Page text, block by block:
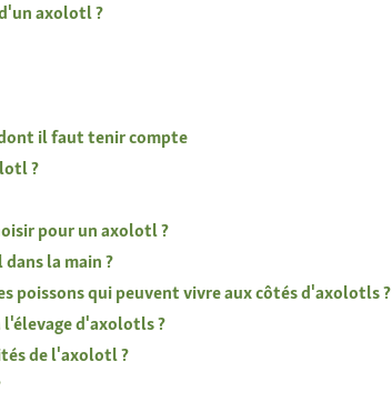
axolotl ?
il faut tenir compte
?
pour un axolotl ?
la main ?
poissons qui peuvent vivre aux côtés d'axolotls ?
d'axolotls ?
de l'axolotl ?